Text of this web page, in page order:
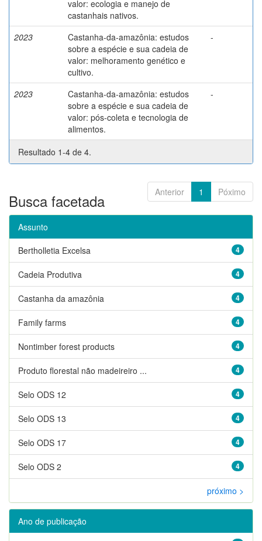
valor: ecologia e manejo de
castanhais nativos.
2023
Castanha-da-amazônia: estudos
sobre a espécie e sua cadeia de
valor: melhoramento genético e
cultivo.
-
2023
Castanha-da-amazônia: estudos
sobre a espécie e sua cadeia de
valor: pós-coleta e tecnologia de
alimentos.
-
Resultado 1-4 de 4.
Anterior 1 Póximo
Busca facetada
Assunto
4
Bertholletia Excelsa
4
Cadeia Produtiva
4
Castanha da amazônia
4
Family farms
4
Nontimber forest products
4
Produto florestal não madeireiro ...
4
Selo ODS 12
4
Selo ODS 13
4
Selo ODS 17
4
Selo ODS 2
próximo >
Ano de publicação